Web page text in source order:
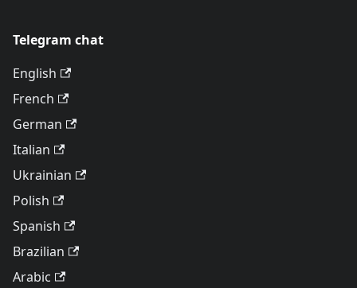
Telegram chat
English
French
German
Italian
Ukrainian
Polish
Spanish
Brazilian
Arabic